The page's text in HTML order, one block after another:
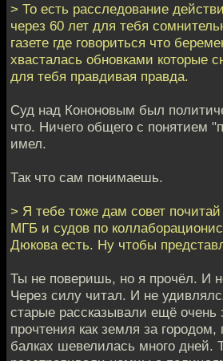
> То есть расследование
через 60 лет для тебя
газете где говориться что
хвасталась обновками которые
для тебя правдивая правда.
Суд над Кононовым был
что. Ничего общего с понятием
имел.
Так что сам понимаешь.
> Я тебе тоже дам совет
МГБ и судов по
Дюкова есть. Ну чтобы
Ты не поверишь, но я прочёл. И
Через силу читал. И не
старые рассказывали ещё очень
прочтения как земля за городом,
балках шевелилась много дней.